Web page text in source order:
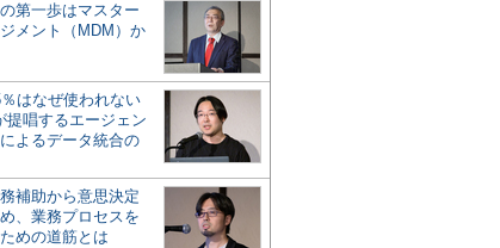
第一歩はマスター
メント（MDM）か
はなぜ使われない
提唱するエージェン
よるデータ統合の
補助から意思決定
、業務プロセスを
めの道筋とは